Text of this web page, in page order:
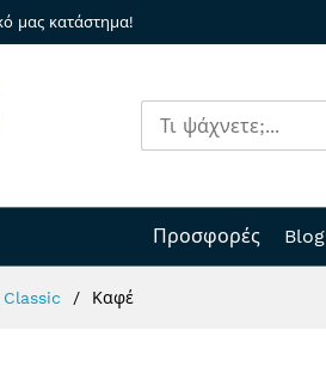
μας κατάστημα!
Προσφορές Blog
Καφέ